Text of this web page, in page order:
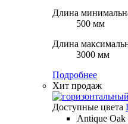
Длина
500 мм
Длина
3000 мм
Подробнее
Хит продаж
Доступные цвета
Antique Oak